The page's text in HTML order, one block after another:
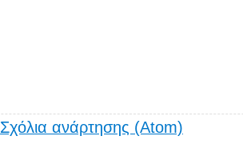
Σχόλια ανάρτησης (Atom)